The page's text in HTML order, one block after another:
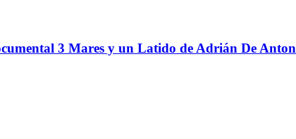
3 Mares y un Latido de Adrián De Anton